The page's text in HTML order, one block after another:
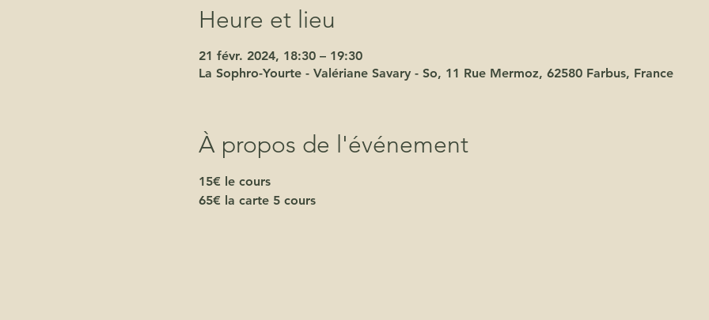
Heure et lieu
21 févr. 2024, 18:30 – 19:30
La Sophro-Yourte - Valériane Savary - So, 11 Rue Mermoz, 62580 Farbus, France
À propos de l'événement
15€ le cours
65€ la carte 5 cours